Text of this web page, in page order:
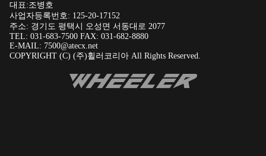
대표:조병호
사업자등록번호: 125-20-17152
주소: 경기도 평택시 오성면 서동대로 2077
TEL: 031-683-7500 FAX: 031-682-8880
E-MAIL: 7500@atecx.net
COPYRIGHT (C) (주)휠러코리아 All Rights Reserved.